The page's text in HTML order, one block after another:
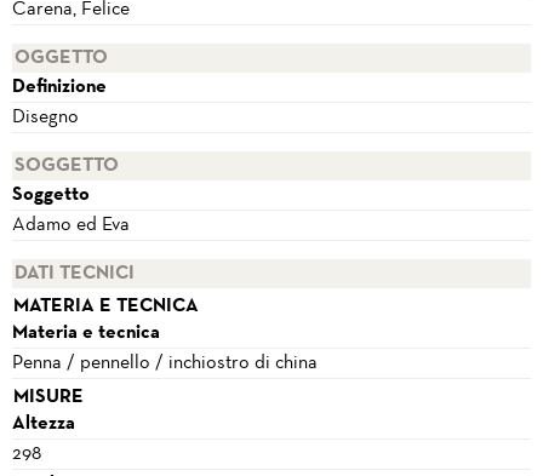
Carena, Felice
OGGETTO
Definizione
Disegno
SOGGETTO
Soggetto
Adamo ed Eva
DATI TECNICI
MATERIA E TECNICA
Materia e tecnica
Penna / pennello / inchiostro di china
MISURE
Altezza
298